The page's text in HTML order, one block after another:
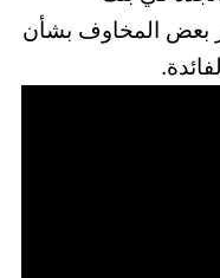
بعض المخاوف بشأن